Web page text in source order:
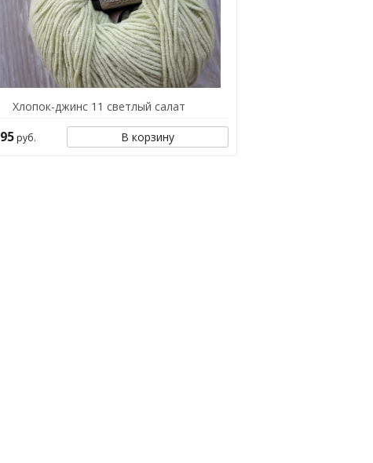
Хлопок-джинс 11 светлый салат
95 руб. В корзину